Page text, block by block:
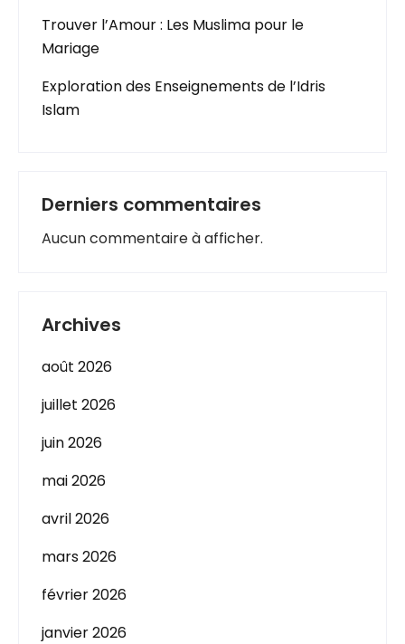
Trouver l’Amour : Les Muslima pour le
Mariage
Exploration des Enseignements de l’Idris
Islam
Derniers commentaires
Aucun commentaire à afficher.
Archives
août 2026
juillet 2026
juin 2026
mai 2026
avril 2026
mars 2026
février 2026
janvier 2026